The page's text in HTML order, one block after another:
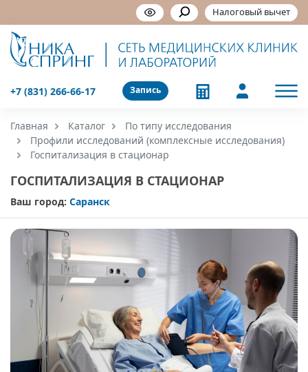
Налоговый вычет
Запись
+7 (831) 266-66-17
Главная Каталог
По типу исследования
Профили исследований (комплексные исследования)
Госпитализация в стационар
ГОСПИТАЛИЗАЦИЯ В СТАЦИОНАР
Ваш город: Саранск